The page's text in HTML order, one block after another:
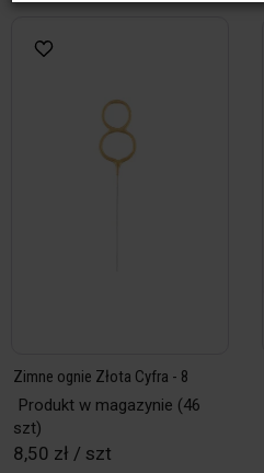
Zimne ognie Złota Cyfra - 8
Produkt w magazynie (46
szt)
8,50 zł / szt